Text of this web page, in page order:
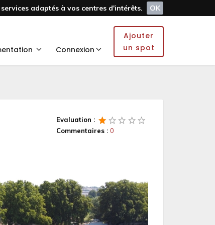
adaptés à vos centres d'intérêts.
OK
Connexion
Ajouter
un spot
Evaluation :
Commentaires : 0